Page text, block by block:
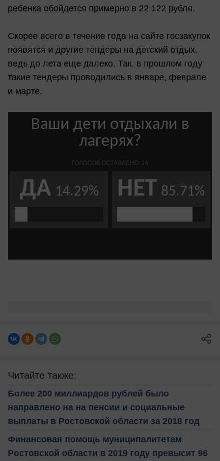
ребенка обойдется примерно в 22 122 рубля.
Скорее всего в течение года на сайте госзакупок
появятся и другие тендеры на детский отдых,
ведь до лета еще далеко. Так, в прошлом году
такие тендеры проводились в январе, феврале
и марте.
Читайте также:
Более 200 миллиардов рублей было
направлено на на пенсии и социальные
выплаты в Ростовской области за 2018 год
Финансовая помощь муниципалитетам
Ростовской области в 2019 году превысит 96